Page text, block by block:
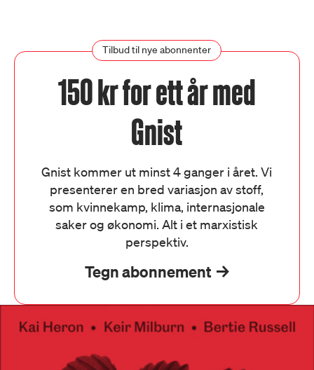
Tilbud til nye abonnenter
150 kr for ett år med
Gnist
Gnist kommer ut minst 4 ganger i året. Vi
presenterer en bred variasjon av stoff,
som kvinnekamp, klima, internasjonale
saker og økonomi. Alt i et marxistisk
perspektiv.
Tegn abonnement